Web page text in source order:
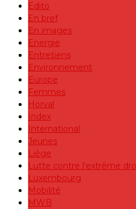
Edito
En bref
En images
Energie
Entretiens
Environnement
Europe
Femmes
Horval
Index
International
Jeunes
Liège
Lutte contre l'extrême
Luxembourg
Mobilité
MWB